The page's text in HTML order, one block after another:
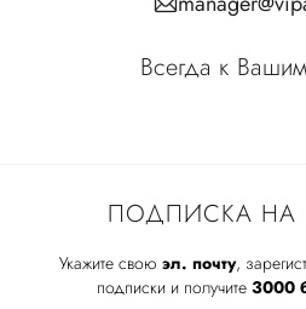
ПОДПИСКА НА
Укажите свою эл. почту,
подписки и получите 3000
Всегда к